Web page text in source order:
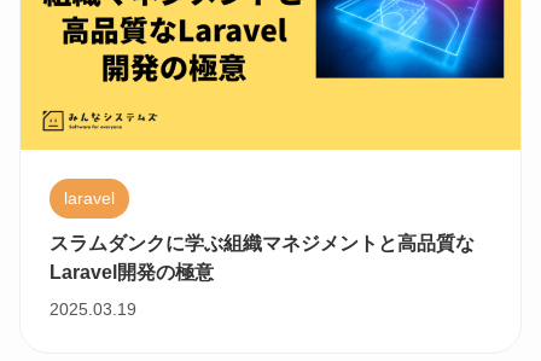
laravel
スラムダンクに学ぶ組織マネジメントと高品質な
Laravel開発の極意
2025.03.19